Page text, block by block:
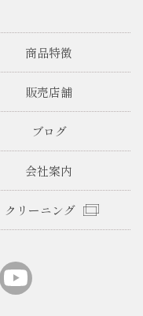
商品特徴
販売店舗
ブログ
会社案内
クリーニング